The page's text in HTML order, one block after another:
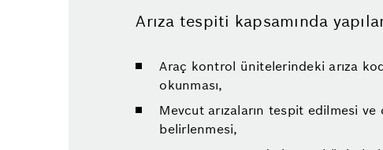
Arıza tespiti kapsamında
Araç kontrol ünitelerindeki arıza
okunması,
Mevcut arızaların tespit edilmesi ve
belirlenmesi,